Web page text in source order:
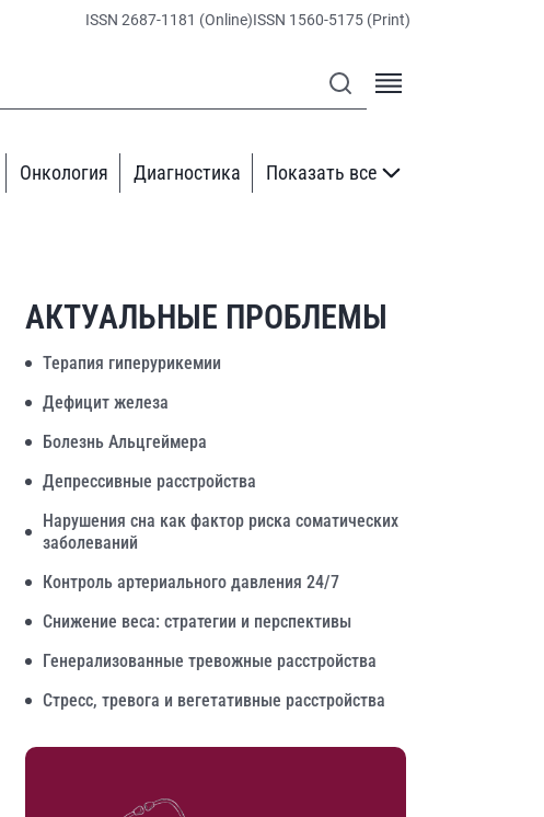
ISSN 2687-1181 (Online)ISSN 1560-5175 (Print)
Онкология Диагностика Показать все
АКТУАЛЬНЫЕ ПРОБЛЕМЫ
Терапия гиперурикемии
Дефицит железа
Болезнь Альцгеймера
Депрессивные расстройства
Нарушения сна как фактор риска соматических
заболеваний
Контроль артериального давления 24/7
Снижение веса: стратегии и перспективы
Генерализованные тревожные расстройства
Стресс, тревога и вегетативные расстройства